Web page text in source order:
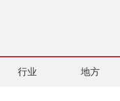
行业 地方